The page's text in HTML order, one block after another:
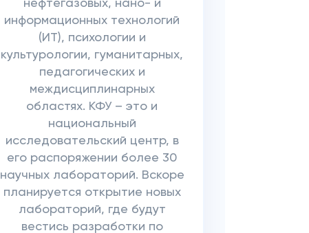
нефтегазовых, нано- и
информационных технологий
(ИТ), психологии и
культурологии, гуманитарных,
педагогических и
междисциплинарных
областях. КФУ – это и
национальный
исследовательский центр, в
его распоряжении более 30
научных лабораторий. Вскоре
планируется открытие новых
лабораторий, где будут
вестиcь разработки по